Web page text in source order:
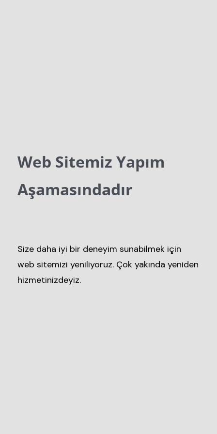
Web Sitemiz Yapım
Aşamasındadır
Size daha iyi bir deneyim sunabilmek için
web sitemizi yeniliyoruz. Çok yakında yeniden
hizmetinizdeyiz.